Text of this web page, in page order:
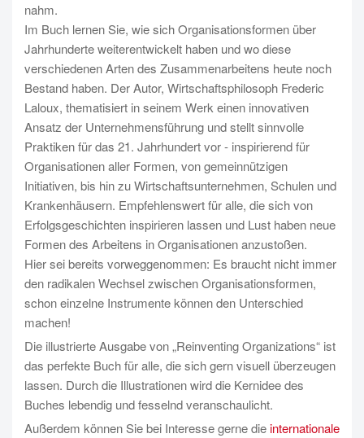
nahm.
Im Buch lernen Sie, wie sich Organisationsformen über
Jahrhunderte weiterentwickelt haben und wo diese
verschiedenen Arten des Zusammenarbeitens heute noch
Bestand haben. Der Autor, Wirtschaftsphilosoph Frederic
Laloux, thematisiert in seinem Werk einen innovativen
Ansatz der Unternehmensführung und stellt sinnvolle
Praktiken für das 21. Jahrhundert vor - inspirierend für
Organisationen aller Formen, von gemeinnützigen
Initiativen, bis hin zu Wirtschaftsunternehmen, Schulen und
Krankenhäusern. Empfehlenswert für alle, die sich von
Erfolgsgeschichten inspirieren lassen und Lust haben neue
Formen des Arbeitens in Organisationen anzustoßen.
Hier sei bereits vorweggenommen: Es braucht nicht immer
den radikalen Wechsel zwischen Organisationsformen,
schon einzelne Instrumente können den Unterschied
machen!
Die illustrierte Ausgabe von „Reinventing Organizations“ ist
das perfekte Buch für alle, die sich gern visuell überzeugen
lassen. Durch die Illustrationen wird die Kernidee des
Buches lebendig und fesselnd veranschaulicht.
Außerdem können Sie bei Interesse gerne dieinternationale